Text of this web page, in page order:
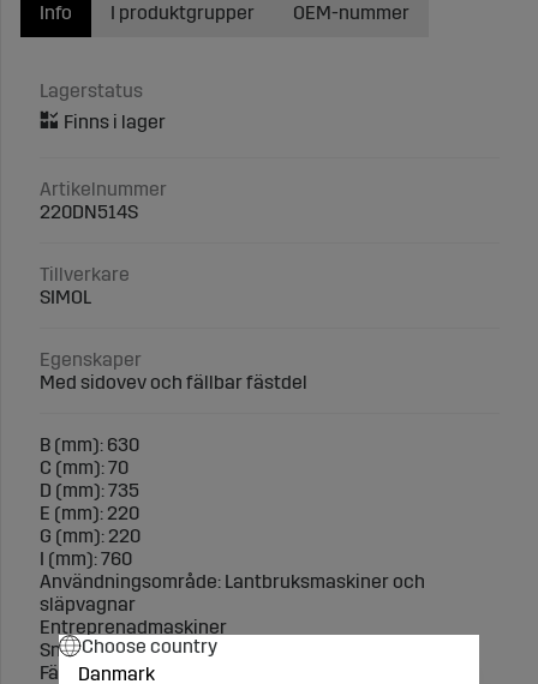
Info
Lagerstatus
Artikelnummer
220DN514S
Tillverkare
SIMOL
Egenskaper
Med sidovev och fällbar fästdel
B (mm): 630
C (mm): 70
D (mm): 735
E (mm): 220
G (mm): 220
I (mm): 760
Användningsområde: Lantbruksmaskiner och
släpvagnar
Entreprenadmaskiner
Snöröjningsmaskiner
Fäste: Svetsplatta
I produktgrupper OEM-nummer
Choose country
Danmark